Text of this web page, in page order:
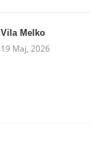
Vila Melko
19 Maj, 2026